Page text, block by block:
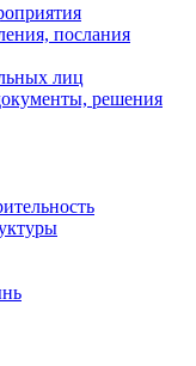
послания
лиц
решения